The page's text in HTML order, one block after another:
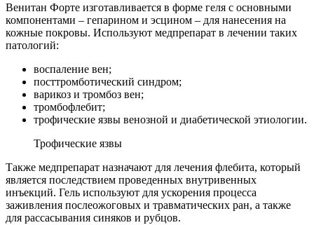
Венитан Форте изготавливается в форме геля с основными
компонентами – гепарином и эсцином – для нанесения на
кожные покровы. Используют медпрепарат в лечении таких
патологий:
воспаление вен;
посттромботический синдром;
варикоз и тромбоз вен;
тромбофлебит;
трофические язвы венозной и диабетической этиологии.
Трофические язвы
Также медпрепарат назначают для лечения флебита, который
является последствием проведенных внутривенных
инъекций. Гель используют для ускорения процесса
заживления послеожоговых и травматических ран, а также
для рассасывания синяков и рубцов.